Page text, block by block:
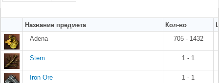
Название предмета Кол-во
Adena
705 - 1432
Stem 1 - 1
Iron Ore 1 - 1